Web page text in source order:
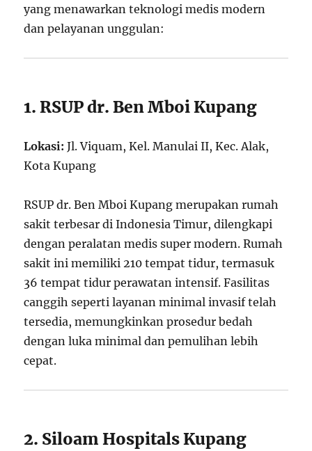
yang menawarkan teknologi medis modern
dan pelayanan unggulan:
1. RSUP dr. Ben Mboi Kupang
Lokasi: Jl. Viquam, Kel. Manulai II, Kec. Alak,
Kota Kupang
RSUP dr. Ben Mboi Kupang merupakan rumah
sakit terbesar di Indonesia Timur, dilengkapi
dengan peralatan medis super modern. Rumah
sakit ini memiliki 210 tempat tidur, termasuk
36 tempat tidur perawatan intensif. Fasilitas
canggih seperti layanan minimal invasif telah
tersedia, memungkinkan prosedur bedah
dengan luka minimal dan pemulihan lebih
cepat.
2. Siloam Hospitals Kupang